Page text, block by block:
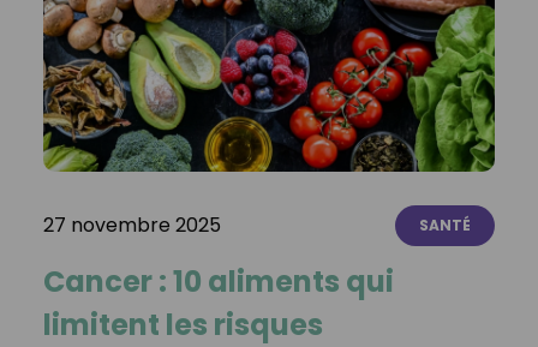
27 novembre 2025 SANTÉ
Cancer : 10 aliments qui
limitent les risques